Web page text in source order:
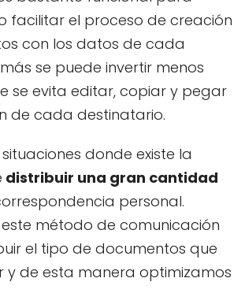
facilitar el proceso de creación
con los datos de cada
se puede invertir menos
se evita editar, copiar y pegar
de cada destinatario.
situaciones donde existe la
distribuir una gran cantidad
personal.
método de comunicación
el tipo de documentos que
y de esta manera optimizamos